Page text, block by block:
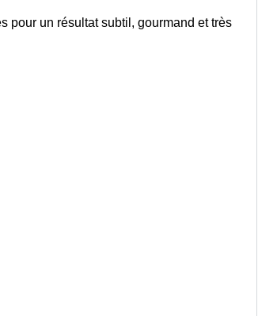
pour un résultat subtil, gourmand et très